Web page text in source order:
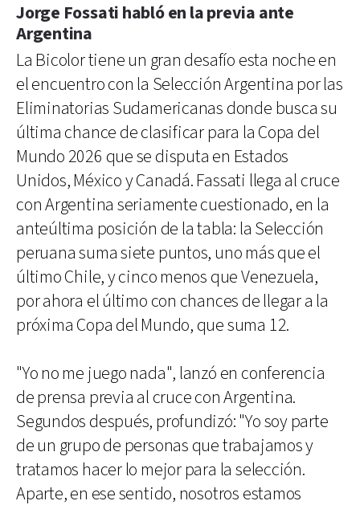
Jorge Fossati habló en la previa ante
Argentina
La Bicolor tiene un gran desafío esta noche en
el encuentro con la Selección Argentina por las
Eliminatorias Sudamericanas donde busca su
última chance de clasificar para la Copa del
Mundo 2026 que se disputa en Estados
Unidos, México y Canadá. Fassati llega al cruce
con Argentina seriamente cuestionado, en la
anteúltima posición de la tabla: la Selección
peruana suma siete puntos, uno más que el
último Chile, y cinco menos que Venezuela,
por ahora el último con chances de llegar a la
próxima Copa del Mundo, que suma 12.
"Yo no me juego nada", lanzó en conferencia
de prensa previa al cruce con Argentina.
Segundos después, profundizó: "Yo soy parte
de un grupo de personas que trabajamos y
tratamos hacer lo mejor para la selección.
Aparte, en ese sentido, nosotros estamos